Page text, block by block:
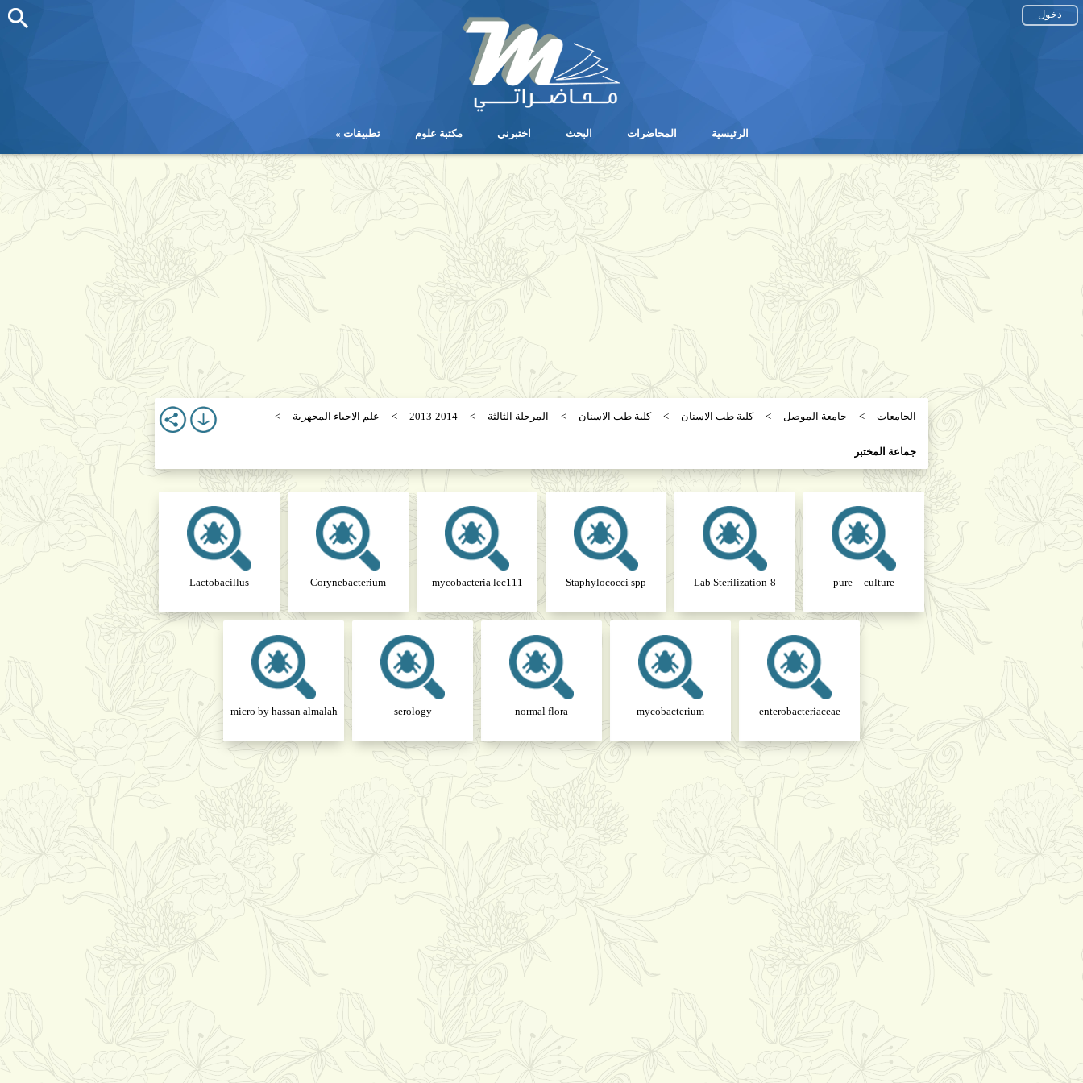
دخول اختبرني
الرئيسية المحاضرات البحث اختبرني مكتبة علوم تطبيقات
الجامعات جامعة الموصل كلية طب الاسنان كلية طب الاسنان المرحلة الثالثة 2013-2014 علم الاحياء المجهرية
جماعة المختبر
pure__culture
8-Lab Sterilization
Staphylococci spp
mycobacteria lec111
Corynebacterium
Lactobacillus
enterobacteriaceae
mycobacterium
normal flora
serology
micro by hassan almalah